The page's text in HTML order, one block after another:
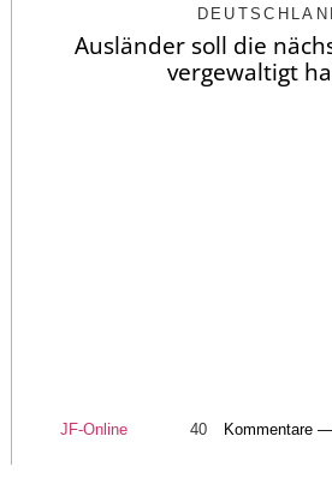
Ausländer soll die
vergewaltigt
JF-Online 40 Kommentare